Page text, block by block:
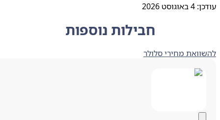
4 באוגוסט 2026
חבילות נוספות
מחירי סלולר